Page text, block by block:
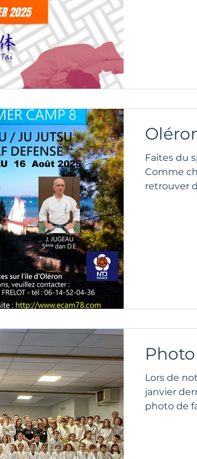
Faites du
Comme
retrouver
Lors de
janvier
photo de